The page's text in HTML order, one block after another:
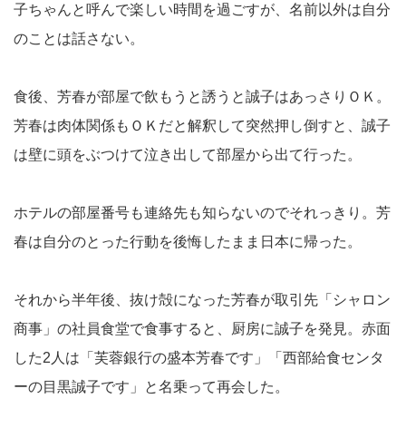
子ちゃんと呼んで楽しい時間を過ごすが、名前以外は自分
のことは話さない。
食後、芳春が部屋で飲もうと誘うと誠子はあっさりＯＫ。
芳春は肉体関係もＯＫだと解釈して突然押し倒すと、誠子
は壁に頭をぶつけて泣き出して部屋から出て行った。
ホテルの部屋番号も連絡先も知らないのでそれっきり。芳
春は自分のとった行動を後悔したまま日本に帰った。
それから半年後、抜け殻になった芳春が取引先「シャロン
商事」の社員食堂で食事すると、厨房に誠子を発見。赤面
した2人は「芙蓉銀行の盛本芳春です」「西部給食センタ
ーの目黒誠子です」と名乗って再会した。